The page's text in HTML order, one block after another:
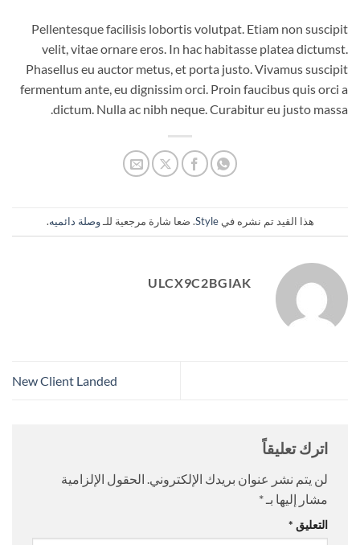
Pellentesque facilisis lobortis volutpat. Etiam non suscipit
velit, vitae ornare eros. In hac habitasse platea dictumst.
Phasellus eu auctor metus, et porta justo. Vivamus suscipit
fermentum ante, eu dignissim orci. Proin faucibus quis orci a
dictum. Nulla ac nibh neque. Curabitur eu justo massa.
هذا القيد تم نشره فيStyle. ضعا شارة مرجعية للـوصلة دائميه.
ULCX9C2BGIAK
New Client Landed
اترك تعليقاً
لن يتم نشر عنوان بريدك الإلكتروني. الحقول الإلزامية
مشار إليها بـ *
التعليق *